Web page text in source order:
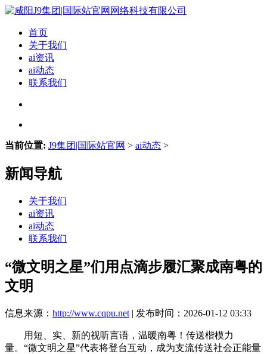
首页
关于我们
ai资讯
ai动态
联系我们
当前位置: J9集团|国际站官网 > ai动态 >
新闻导航
关于我们
ai资讯
ai动态
联系我们
“微文明之星”们用点滴步履汇聚成南粤的
文明
信息来源： http://www.cqpu.net | 发布时间：2026-01-12 03:33
用短、实、新的视听言语，温暖南粤！传送楷模力
量。“微文明之星”代表将登台互动，成为支流传送社会正能量